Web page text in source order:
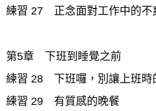
練習 27 正念面對工作中的不
第5章 下班到睡覺之前
練習 28 下班囉，別讓上班時
練習 29 有質感的晚餐